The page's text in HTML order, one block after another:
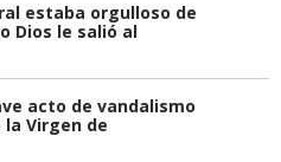
estaba orgulloso de
Dios le salió al
acto de vandalismo
Virgen de